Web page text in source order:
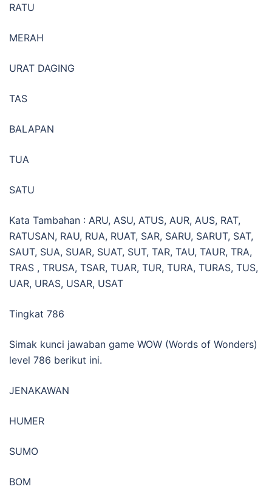
RATU
MERAH
URAT DAGING
TAS
BALAPAN
TUA
SATU
Kata Tambahan : ARU, ASU, ATUS, AUR, AUS, RAT,
RATUSAN, RAU, RUA, RUAT, SAR, SARU, SARUT, SAT,
SAUT, SUA, SUAR, SUAT, SUT, TAR, TAU, TAUR, TRA,
TRAS , TRUSA, TSAR, TUAR, TUR, TURA, TURAS, TUS,
UAR, URAS, USAR, USAT
Tingkat 786
Simak kunci jawaban game WOW (Words of Wonders)
level 786 berikut ini.
JENAKAWAN
HUMER
SUMO
BOM